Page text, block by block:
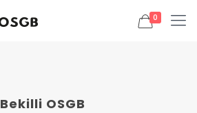
0
Bekilli OSGB